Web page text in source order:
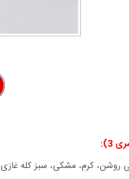
روشن، کرم، مشکی، سبز کله غازی